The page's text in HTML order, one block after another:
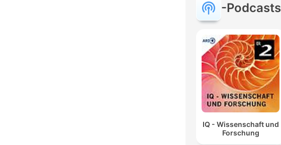
-Podcasts
IQ - Wissenschaft und
Forschung